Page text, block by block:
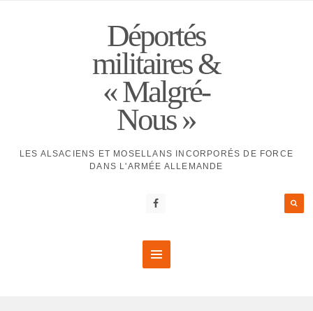
Déportés
militaires &
« Malgré-
Nous »
LES ALSACIENS ET MOSELLANS INCORPORÉS DE FORCE
DANS L'ARMÉE ALLEMANDE